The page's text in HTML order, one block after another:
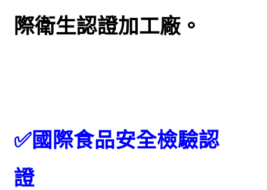
際衛生認證加工廠。
✅國際食品安全檢驗認
證